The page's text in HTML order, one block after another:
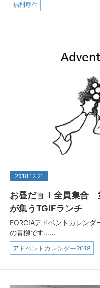
福利厚生
2018.12.21
お昼だョ！全員集合
が集うTGIFランチ
FORCIAアドベントカレン
の青柳です...…
アドベントカレンダー2018